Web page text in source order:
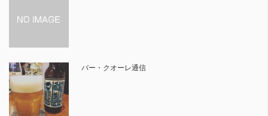
バー・クオーレ通信